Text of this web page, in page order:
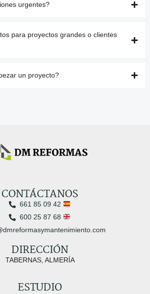
urgentes?
para proyectos grandes o clientes
un proyecto?
CONTÁCTANOS
661 85 09 42
600 25 87 68
DIRECCIÓN
TABERNAS, ALMERÍA
ESTUDIO